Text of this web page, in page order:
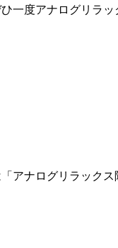
一度アナログリラ
アナログリラックス